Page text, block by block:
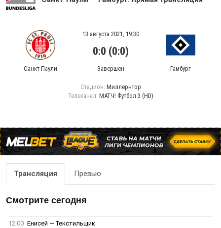
Санкт-Паули
13 августа 2021, 19:30
0:0 (0:0)
Завершен Гамбург
Стадион: Миллернтор
Телеканал: МАТЧ! Футбол 3 (HD)
Трансляция Превью
Смотрите сегодня
12:00 Енисей — Текстильщик